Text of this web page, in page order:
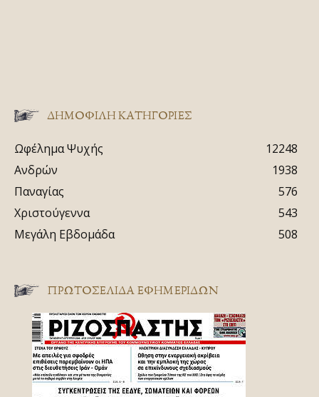
ΔΗΜΟΦΙΛΗ ΚΑΤΗΓΟΡΙΕΣ
Ωφέλημα Ψυχής
12248
Ανδρών
1938
Παναγίας
576
Χριστούγεννα
543
Μεγάλη Εβδομάδα
508
ΠΡΩΤΟΣΈΛΙΔΑ ΕΦΗΜΕΡΊΔΩΝ